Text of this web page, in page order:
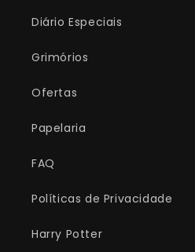
Diário Especiais
Grimórios
Ofertas
Papelaria
FAQ
Políticas de Privacidade
Harry Potter